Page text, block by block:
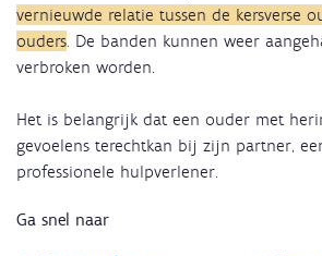
vernieuwde relatie tussen de kersverse
ouders . De banden kunnen weer
verbroken worden.
Het is belangrijk dat een ouder met
gevoelens terechtkan bij zijn partner,
professionele hulpverlener.
Ga snel naar